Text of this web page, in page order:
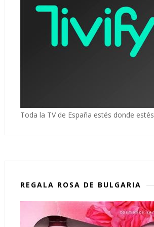
Toda la TV de España estés donde estés
REGALA ROSA DE BULGARIA